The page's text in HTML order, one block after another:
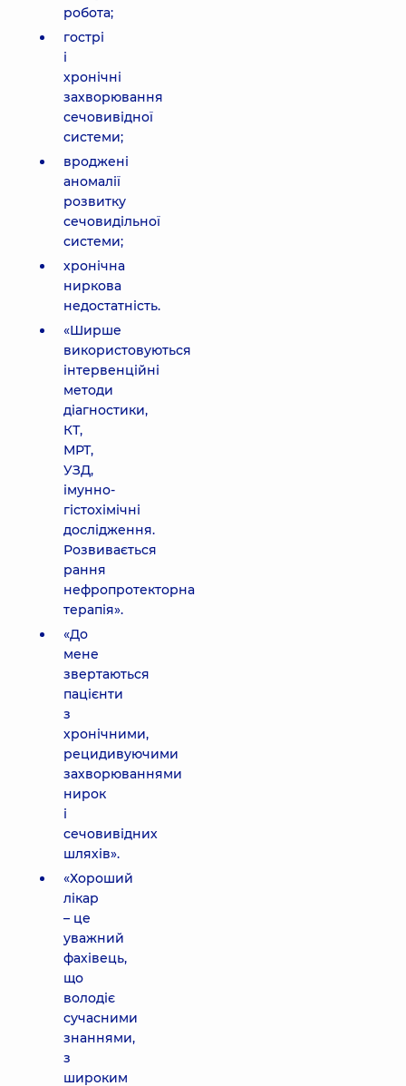
робота;
гострі
і
хронічні
захворювання
сечовивідної
системи;
вроджені
аномалії
розвитку
сечовидільної
системи;
хронічна
ниркова
недостатність.
«Ширше
використовуються
інтервенційні
методи
діагностики,
КТ,
МРТ,
УЗД,
імунно-
гістохімічні
дослідження.
Розвивається
рання
нефропротекторна
терапія».
«До
мене
звертаються
пацієнти
з
хронічними,
рецидивуючими
захворюваннями
нирок
і
сечовивідних
шляхів».
«Хороший
лікар
– це
уважний
фахівець,
що
володіє
сучасними
знаннями,
з
широким